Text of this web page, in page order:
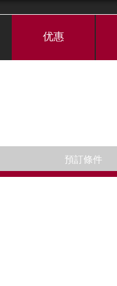
优惠
預訂條件